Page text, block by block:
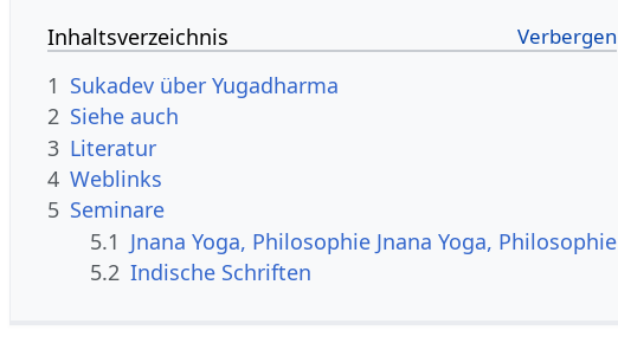
Inhaltsverzeichnis
1 Sukadev über Yugadharma
2 Siehe auch
3 Literatur
4 Weblinks
5 Seminare
5.1 Jnana Yoga, Philosophie Jnana Yoga, Philosophie
5.2 Indische Schriften